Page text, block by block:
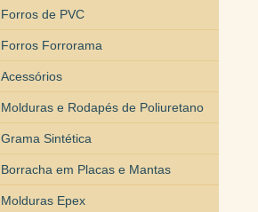
Forros de PVC
Forros Forrorama
Acessórios
Molduras e Rodapés de Poliuretano
Grama Sintética
Borracha em Placas e Mantas
Molduras Epex